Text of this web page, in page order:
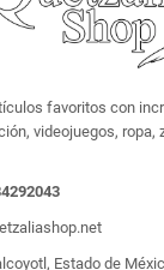
favoritos con
videojuegos, ropa,
Estado de